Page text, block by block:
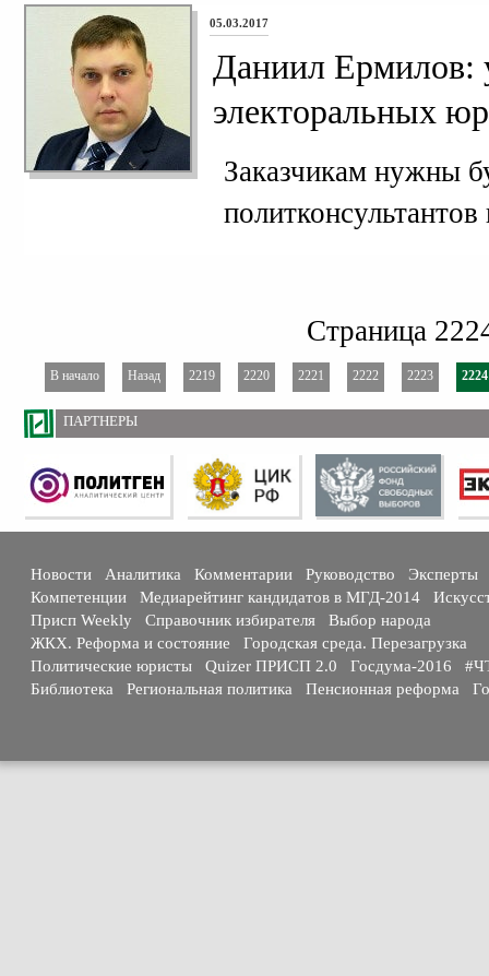
05.03.2017
Даниил Ермилов:
электоральных
Заказчикам нужны
Страница
В начало Назад 2219 2220 2221 2222 2223 2224
ПАРТНЕРЫ
Новости Аналитика Комментарии Руководство
Эксперты
Компетенции
Медиарейтинг кандидатов в МГД-2014
Присп Weekly
Справочник избирателя
Выбор народа
ЖКХ. Реформа и состояние
Городская среда. Перезагрузка
Политические юристы
Quizer ПРИСП 2.0 Госдума-2016
Библиотека
Региональная политика Пенсионная реформа